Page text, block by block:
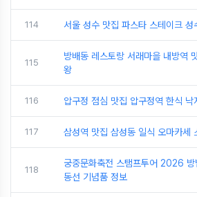
114 서울 성수 맛집 파스타 스테이크
115
방배동 레스토랑 서래마을 내방역
왕
116 압구정 점심 맛집 압구정역 한식
117 삼성역 맛집 삼성동 일식 오마카세
118
궁중문화축전 스탬프투어 2026
동선 기념품 정보